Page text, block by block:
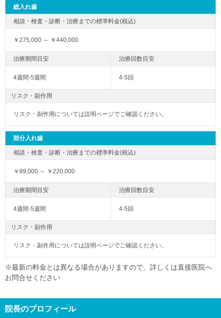
総入れ歯
￥275,000 ～ ￥440,000
4週間-5週間 4-5回
リスク・副作用
リスク・副作用については説明ページでご確認ください。
部分入れ歯
￥99,000 ～ ￥220,000
4週間-5週間 4-5回
リスク・副作用
リスク・副作用については説明ページでご確認ください。
※最新の料金とは異なる場合がありますので、詳しくは直接医院へ
お問合せください
院長のプロフィール